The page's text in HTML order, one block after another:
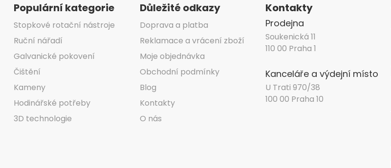
Populární kategorie
Stopkové rotační nástroje
Ruční nářadí
Galvanické pokovení
Čištění
Kameny
Hodinářské potřeby
3D technologie
Důležité odkazy
Doprava a platba
Reklamace a vrácení zboží
Moje objednávka
Obchodní podmínky
Blog
Kontakty
O nás
Kontakty
Prodejna
Soukenická 11
110 00 Praha 1
Kanceláře a výdejní místo
U Trati 970/38
100 00 Praha 10